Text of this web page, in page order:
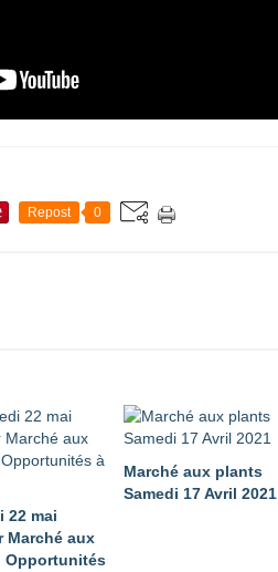
Repost 0
22 mai
Marché aux
Opportunités
Marché aux plants
Samedi 17 Avril 2021